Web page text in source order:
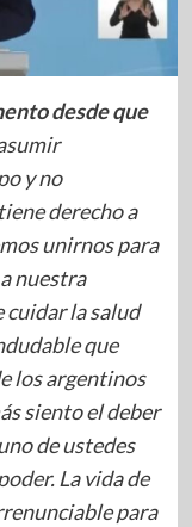
desde que
y no
derecho a
unirnos para
nuestra
cuidar la salud
que
los argentinos
siento el deber
de ustedes
La vida de
para